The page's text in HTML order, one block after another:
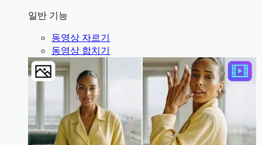
일반 기능
동영상 자르기
동영상 합치기